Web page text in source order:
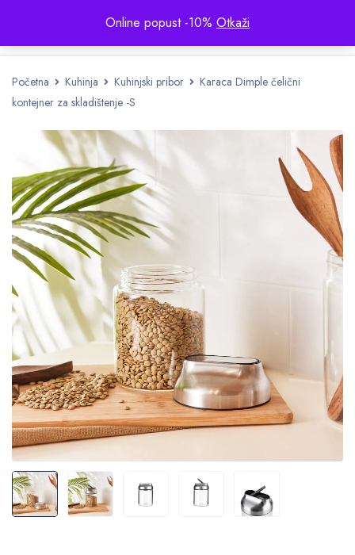
Online popust -10% Otkaži
Početna Kuhinja Kuhinjski pribor
Karaca Dimple čelični
kontejner za skladištenje -S